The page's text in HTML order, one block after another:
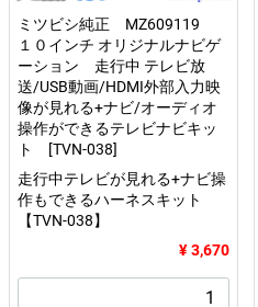
ミツビシ純正 MZ609119
１０インチ オリジナルナビゲ
ーション 走行中 テレビ放
送/USB動画/HDMI外部入力映
像が見れる+ナビ/オーディオ
操作ができるテレビナビキッ
ト [TVN-038]
走行中テレビが見れる+ナビ操
作もできるハーネスキット
【TVN-038】
¥ 3,670